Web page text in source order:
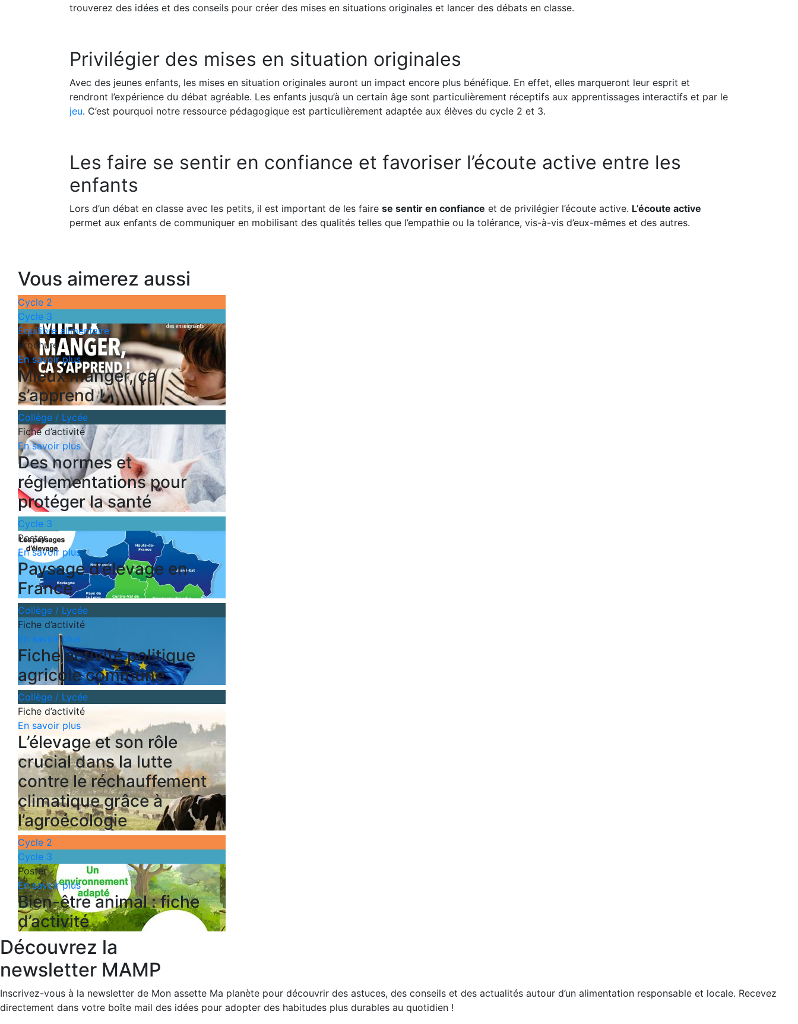
trouverez des idées et des conseils pour créer des mises en situations originales et lancer des débats en classe.
Privilégier des mises en situation originales
Avec des jeunes enfants, les mises en situation originales auront un impact encore plus bénéfique. En effet, elles marqueront leur esprit et
rendront l’expérience du débat agréable. Les enfants jusqu’à un certain âge sont particulièrement réceptifs aux apprentissages interactifs et par le
jeu. C’est pourquoi notre ressource pédagogique est particulièrement adaptée aux élèves du cycle 2 et 3.
Les faire se sentir en confiance et favoriser l’écoute active entre les
enfants
Lors d’un débat en classe avec les petits, il est important de les faire se sentir en confiance et de privilégier l’écoute active. L’écoute active
permet aux enfants de communiquer en mobilisant des qualités telles que l’empathie ou la tolérance, vis-à-vis d’eux-mêmes et des autres.
Vous aimerez aussi
Cycle 2
Cycle 3
Équilibre alimentaire
Brochure
En savoir plus
Mieux manger, ça
s’apprend !
Collège / Lycée
Fiche d’activité
En savoir plus
Des normes et
réglementations pour
protéger la santé
Cycle 3
Poster
En savoir plus
Paysage d’élevage en
France
Collège / Lycée
Fiche d’activité
En savoir plus
Fiche activité politique
agricole commune
Collège / Lycée
Fiche d’activité
En savoir plus
L’élevage et son rôle
crucial dans la lutte
contre le réchauffement
climatique grâce à
l’agroécologie
Cycle 2
Cycle 3
Poster
En savoir plus
Bien-être animal : fiche
d’activité
Découvrez la
newsletter MAMP
Inscrivez-vous à la newsletter de Mon assette Ma planète pour découvrir des astuces, des conseils et des actualités autour d’un alimentation responsable et locale. Recevez
directement dans votre boîte mail des idées pour adopter des habitudes plus durables au quotidien !